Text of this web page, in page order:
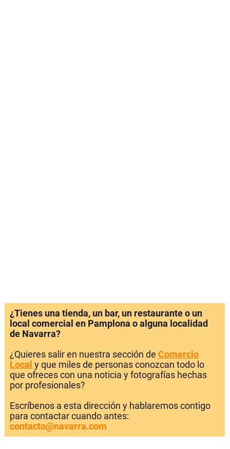
¿Tienes una tienda, un bar, un restaurante o un
local comercial en Pamplona o alguna localidad
de Navarra?
¿Quieres salir en nuestra sección de Comercio
Local y que miles de personas conozcan todo lo
que ofreces con una noticia y fotografías hechas
por profesionales?
Escríbenos a esta dirección y hablaremos contigo
para contactar cuando antes:
contacto@navarra.com